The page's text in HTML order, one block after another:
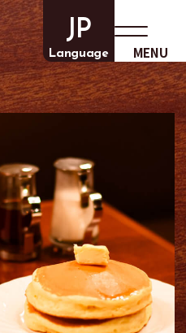
JP
Language MENU